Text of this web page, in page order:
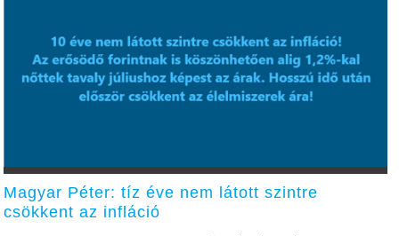
Magyar Péter: tíz éve nem látott szintre
csökkent az infláció